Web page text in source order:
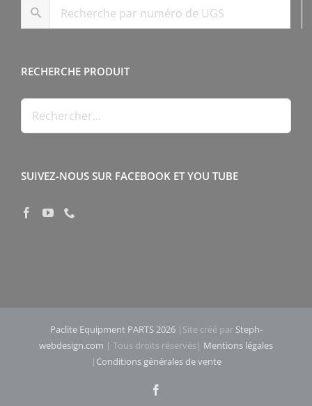
RECHERCHE PRODUIT
SUIVEZ-NOUS SUR FACEBOOK ET YOU TUBE
Paclite Equipment PARTS 2026|Site créé par Steph-
webdesign.com | Tous droits réservés| Mentions légales
| Conditions générales de vente